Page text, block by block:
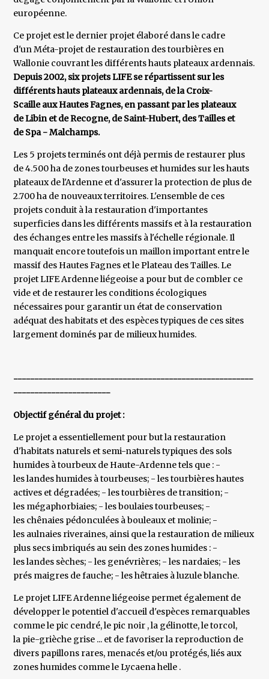
européenne.
Ce projet est le dernier projet élaboré dans le cadre
d'un Méta-projet de restauration des tourbières en
Wallonie couvrant les différents hauts plateaux ardennais.
Depuis 2002, six projets LIFE se répartissent sur les
différents hauts plateaux ardennais, de la Croix-
Scaille aux Hautes Fagnes, en passant par les plateaux
de Libin et de Recogne, de Saint-Hubert, des Tailles et
de Spa - Malchamps.
Les 5 projets terminés ont déjà permis de restaurer plus
de 4.500 ha de zones tourbeuses et humides sur les hauts
plateaux de l'Ardenne et d'assurer la protection de plus de
2.700 ha de nouveaux territoires. L'ensemble de ces
projets conduit à la restauration d'importantes
superficies dans les différents massifs et à la restauration
des échanges entre les massifs à l'échelle régionale. Il
manquait encore toutefois un maillon important entre le
massif des Hautes Fagnes et le Plateau des Tailles. Le
projet LIFE Ardenne liégeoise a pour but de combler ce
vide et de restaurer les conditions écologiques
nécessaires pour garantir un état de conservation
adéquat des habitats et des espèces typiques de ces sites
largement dominés par de milieux humides.
---------------------------------------------------------
-----------------------
Objectif général du projet :
Le projet a essentiellement pour but la restauration
d'habitats naturels et semi-naturels typiques des sols
humides à tourbeux de Haute-Ardenne tels que : -
les landes humides à tourbeuses; - les tourbières hautes
actives et dégradées; - les tourbières de transition; -
les mégaphorbiaies; - les boulaies tourbeuses; -
les chênaies pédonculées à bouleaux et molinie; -
les aulnaies riveraines, ainsi que la restauration de milieux
plus secs imbriqués au sein des zones humides : -
les landes sèches; - les genévrières; - les nardaies; - les
prés maigres de fauche; - les hêtraies à luzule blanche.
Le projet LIFE Ardenne liégeoise permet également de
développer le potentiel d'accueil d'espèces remarquables
comme le pic cendré, le pic noir , la gélinotte, le torcol,
la pie-grièche grise ... et de favoriser la reproduction de
divers papillons rares, menacés et/ou protégés, liés aux
zones humides comme le Lycaena helle .